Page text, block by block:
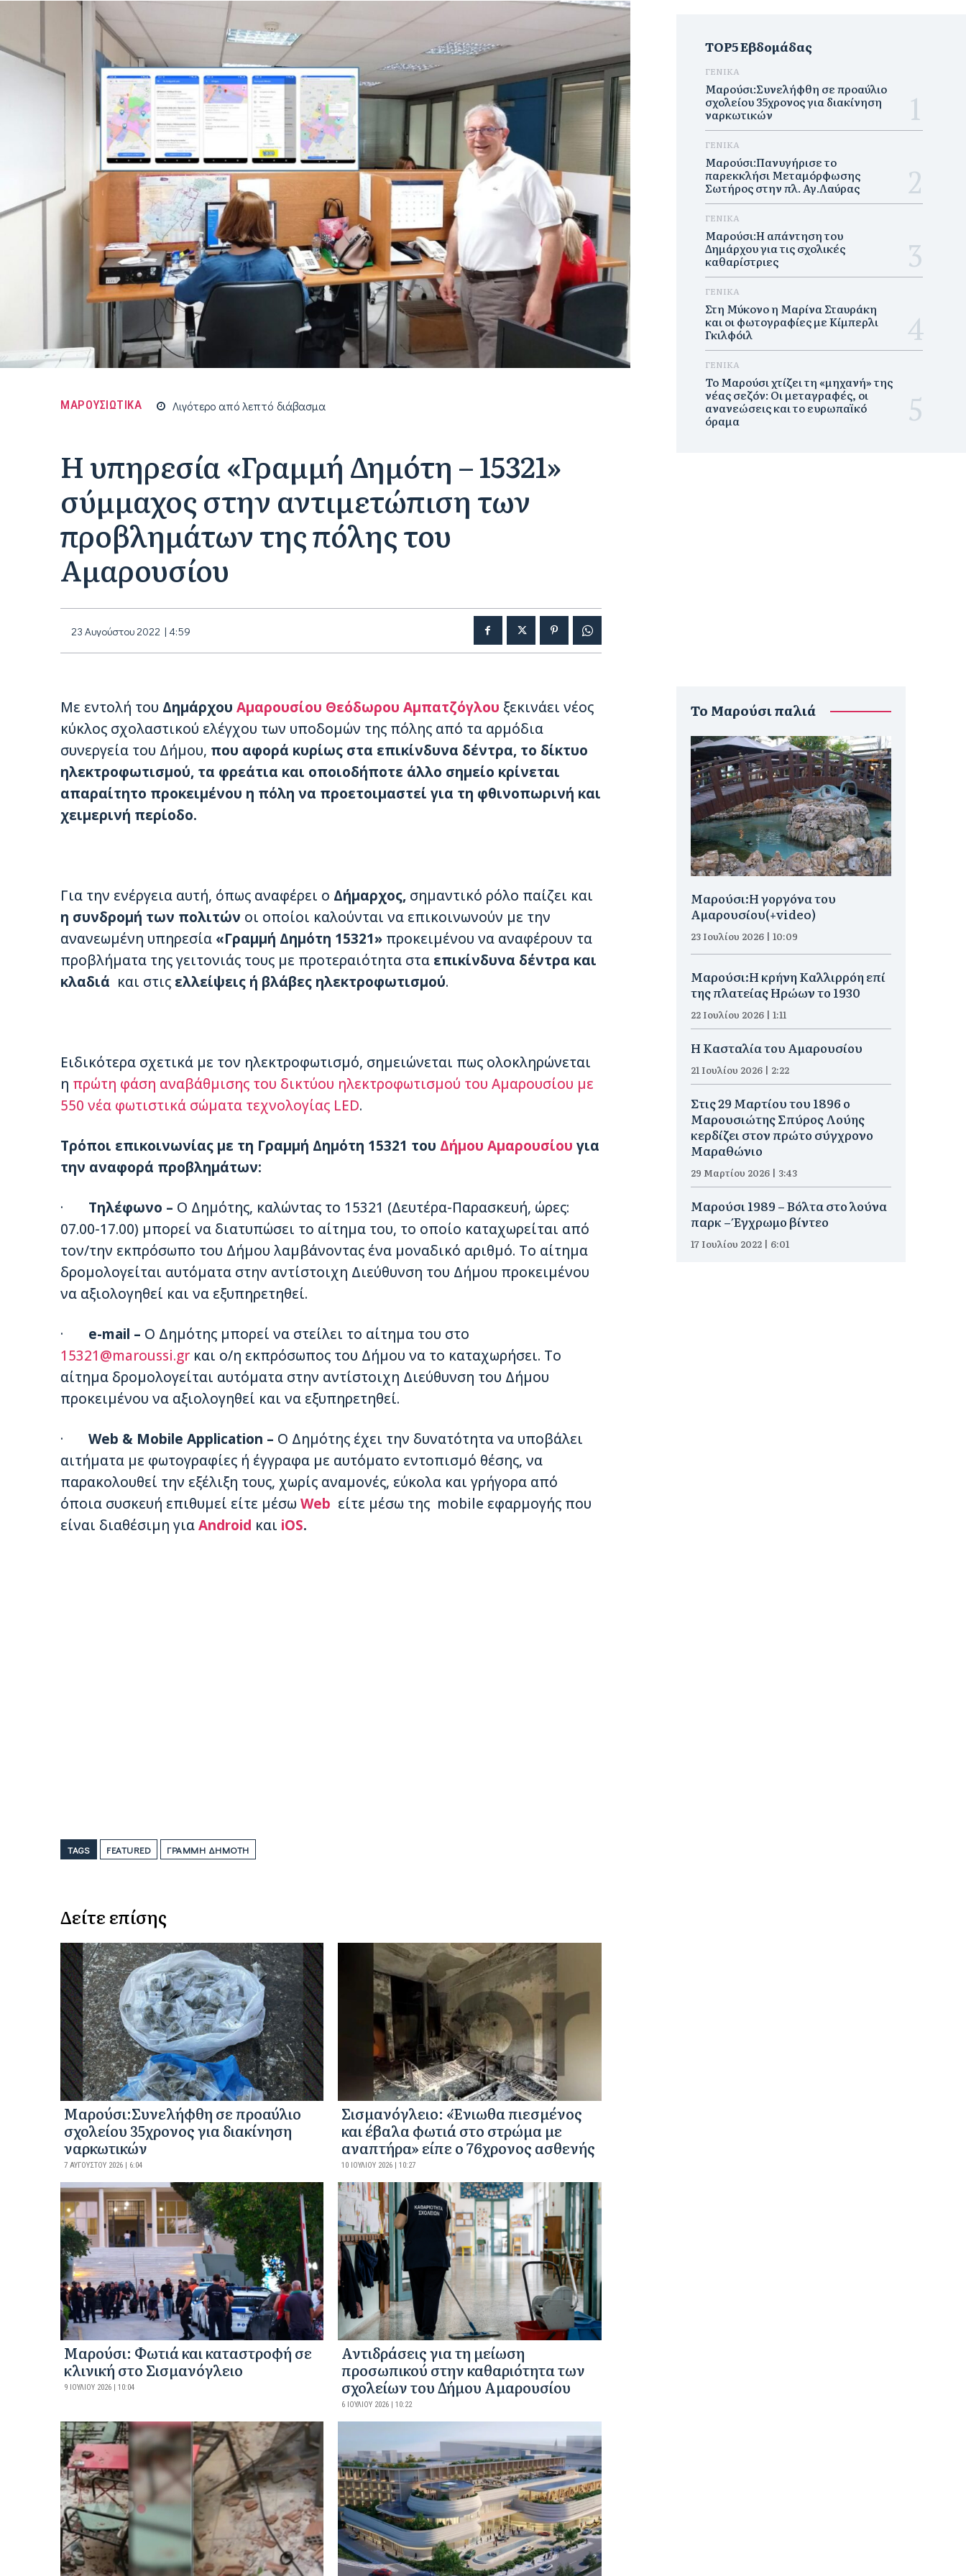
ΜΑΡΟΥΣΙΩΤΙΚΑ Λιγότερο απόλεπτό διάβασμα
Η υπηρεσία «Γραμμή Δημότη – 15321»
σύμμαχος στην αντιμετώπιση των
προβλημάτων της πόλης του
Αμαρουσίου
23 Αυγούστου 2022 | 4:59
Με εντολή του Δημάρχου Αμαρουσίου Θεόδωρου Αμπατζόγλου ξεκινάει νέος
κύκλος σχολαστικού ελέγχου των υποδομών της πόλης από τα αρμόδια
συνεργεία του Δήμου, που αφορά κυρίως στα επικίνδυνα δέντρα, το δίκτυο
ηλεκτροφωτισμού, τα φρεάτια και οποιοδήποτε άλλο σημείο κρίνεται
απαραίτητο προκειμένου η πόλη να προετοιμαστεί για τη φθινοπωρινή και
χειμερινή περίοδο.
Για την ενέργεια αυτή, όπως αναφέρει ο Δήμαρχος, σημαντικό ρόλο παίζει και
η συνδρομή των πολιτών οι οποίοι καλούνται να επικοινωνούν με την
ανανεωμένη υπηρεσία «Γραμμή Δημότη 15321» προκειμένου να αναφέρουν τα
προβλήματα της γειτονιάς τους με προτεραιότητα στα επικίνδυνα δέντρα και
κλαδιά και στις ελλείψεις ή βλάβες ηλεκτροφωτισμού.
Ειδικότερα σχετικά με τον ηλεκτροφωτισμό, σημειώνεται πως ολοκληρώνεται
η πρώτη φάση αναβάθμισης του δικτύου ηλεκτροφωτισμού του Αμαρουσίου με
550 νέα φωτιστικά σώματα τεχνολογίας LED.
Τρόποι επικοινωνίας με τη Γραμμή Δημότη 15321 του Δήμου Αμαρουσίου για
την αναφορά προβλημάτων:
· Τηλέφωνο – Ο Δημότης, καλώντας το 15321 (Δευτέρα-Παρασκευή, ώρες:
07.00-17.00) μπορεί να διατυπώσει το αίτημα του, το οποίο καταχωρείται από
τον/την εκπρόσωπο του Δήμου λαμβάνοντας ένα μοναδικό αριθμό. Το αίτημα
δρομολογείται αυτόματα στην αντίστοιχη Διεύθυνση του Δήμου προκειμένου
να αξιολογηθεί και να εξυπηρετηθεί.
· e-mail – Ο Δημότης μπορεί να στείλει το αίτημα του στο
15321@maroussi.gr και ο/η εκπρόσωπος του Δήμου να το καταχωρήσει. Το
αίτημα δρομολογείται αυτόματα στην αντίστοιχη Διεύθυνση του Δήμου
προκειμένου να αξιολογηθεί και να εξυπηρετηθεί.
· Web & Mobile Application – Ο Δημότης έχει την δυνατότητα να υποβάλει
αιτήματα με φωτογραφίες ή έγγραφα με αυτόματο εντοπισμό θέσης, να
παρακολουθεί την εξέλιξη τους, χωρίς αναμονές, εύκολα και γρήγορα από
όποια συσκευή επιθυμεί είτε μέσω Web είτε μέσω της mobile εφαρμογής που
είναι διαθέσιμη γιαAndroid και iOS.
TAGS FEATURED ΓΡΑΜΜΉ ΔΗΜΌΤΗ
Δείτε επίσης
Μαρούσι:Συνελήφθη σε προαύλιο
σχολείου 35χρονος για διακίνηση
ναρκωτικών
7 ΑΥΓΟΎΣΤΟΥ 2026 | 6:04
Σισμανόγλειο: «Ένιωθα πιεσμένος
και έβαλα φωτιά στο στρώμα με
αναπτήρα» είπε ο 76χρονος ασθενής
10 ΙΟΥΛΊΟΥ 2026 | 10:27
Μαρούσι: Φωτιά και καταστροφή σε
κλινική στο Σισμανόγλειο
9 ΙΟΥΛΊΟΥ 2026 | 10:04
Αντιδράσεις για τη μείωση
προσωπικού στην καθαριότητα των
σχολείων του Δήμου Αμαρουσίου
6 ΙΟΥΛΊΟΥ 2026 | 10:22
TOP5 Εβδομάδας
ΓΕΝΙΚΑ
Μαρούσι:Συνελήφθη σε προαύλιο
σχολείου 35χρονος για διακίνηση
ναρκωτικών
ΓΕΝΙΚΑ
Μαρούσι:Πανυγήρισε το
παρεκκλήσι Μεταμόρφωσης
Σωτήρος στην πλ. Αγ.Λαύρας
ΓΕΝΙΚΑ
Μαρούσι:Η απάντηση του
Δημάρχου για τις σχολικές
καθαρίστριες
ΓΕΝΙΚΑ
Στη Μύκονο η Μαρίνα Σταυράκη
και οι φωτογραφίες με Κίμπερλι
Γκιλφόιλ
ΓΕΝΙΚΑ
Το Μαρούσι χτίζει τη «μηχανή» της
νέας σεζόν: Οι μεταγραφές, οι
ανανεώσεις και το ευρωπαϊκό
όραμα
To Μαρούσι παλιά
Μαρούσι:H γοργόνα του
Αμαρουσίου(+video)
23 Ιουλίου 2026 | 10:09
Μαρούσι:Η κρήνη Καλλιρρόη επί
της πλατείας Ηρώων το 1930
22 Ιουλίου 2026 | 1:11
Η Κασταλία του Αμαρουσίου
21 Ιουλίου 2026 | 2:22
Στις 29 Μαρτίου του 1896 ο
Μαρουσιώτης Σπύρος Λούης
κερδίζει στον πρώτο σύγχρονο
Μαραθώνιο
29 Μαρτίου 2026 | 3:43
Μαρούσι 1989 – Βόλτα στο λούνα
παρκ – Έγχρωμο βίντεο
17 Ιουλίου 2022 | 6:01